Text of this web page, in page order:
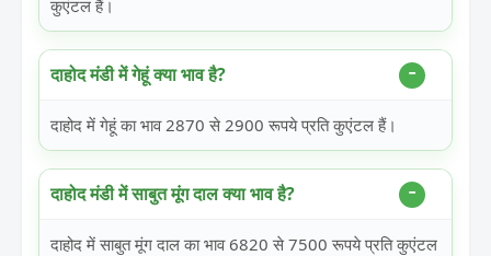
कुएंटल हैं।
दाहोद मंडी में गेहूं क्या भाव है?
दाहोद में गेहूं का भाव 2870 से 2900 रूपये प्रति कुएंटल हैं।
दाहोद मंडी में साबुत मूंग दाल क्या भाव है?
दाहोद में साबुत मूंग दाल का भाव 6820 से 7500 रूपये प्रति कुएंटल